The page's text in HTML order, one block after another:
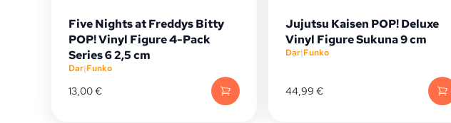
Five Nights at Freddys Bitty
POP! Vinyl Figure 4-Pack
Series 6 2,5 cm
Dar|Funko
13,00€
Jujutsu Kaisen POP! Deluxe
Vinyl Figure Sukuna 9 cm
Dar|Funko
44,99 €